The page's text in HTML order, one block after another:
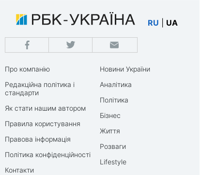
RU UA
Про компанію
Редакційна політика і
стандарти
Як стати нашим автором
Правила користування
Правова інформація
Політика конфіденційності
Контакти
Новини України
Аналітика
Політика
Бізнес
Життя
Розваги
Lifestyle